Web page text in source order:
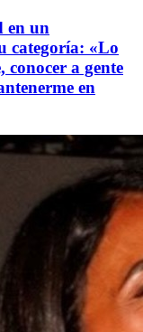
en un
categoría: «Lo
conocer a gente
en